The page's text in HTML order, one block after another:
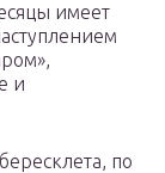
имеет
и
по